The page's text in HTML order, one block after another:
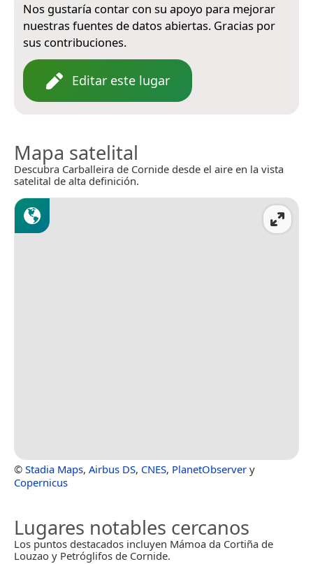
Nos gustaría contar con su apoyo para mejorar
nuestras fuentes de datos abiertas. Gracias por
sus contribuciones.
Editar este lugar
Mapa satelital
Descubra Carballeira de Cornide desde el aire en la vista
satelital de alta definición.
© Stadia Maps, Airbus DS, CNES, PlanetObserver y
Copernicus
Lugares notables cercanos
Los puntos destacados incluyen Mámoa da Cortiña de
Louzao y Petróglifos de Cornide.